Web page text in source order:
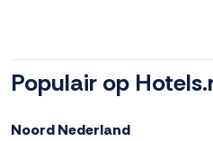
Populair op
Noord Nederland